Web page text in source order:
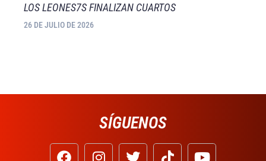
LOS LEONES7S FINALIZAN CUARTOS
26 DE JULIO DE 2026
SÍGUENOS